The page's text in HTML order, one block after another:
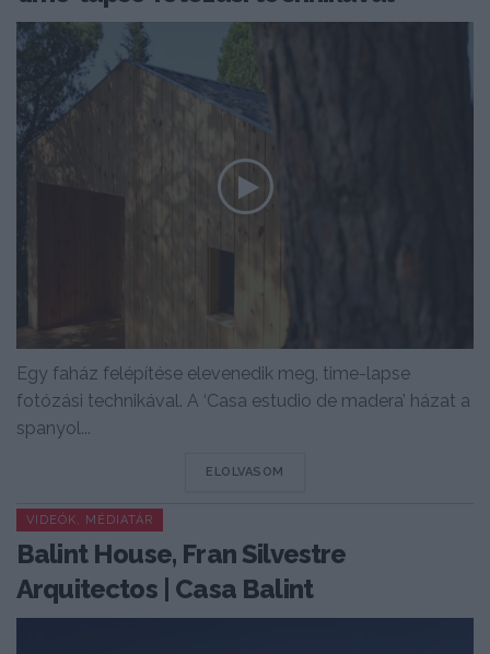
Egy faház felépítése elevenedik meg, time-lapse
fotózási technikával. A ‘Casa estudio de madera’ házat a
spanyol...
ELOLVASOM
VIDEÓK, MÉDIATÁR
Balint House, Fran Silvestre
Arquitectos | Casa Balint